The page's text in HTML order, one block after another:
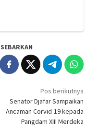
SEBARKAN
Pos berikutnya
Senator Djafar Sampaikan
Ancaman Corvid-19 kepada
Pangdam XIII Merdeka